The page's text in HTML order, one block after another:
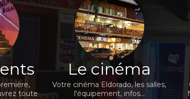
toute
Le cinéma
Votre cinéma Eldorado, les salles,
l'équipement, infos...